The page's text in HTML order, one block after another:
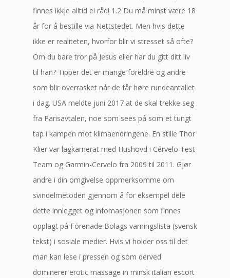
finnes ikkje alltid ei råd! 1.2 Du må minst være 18
år for å bestille via Nettstedet. Men hvis dette
ikke er realiteten, hvorfor blir vi stresset så ofte?
Om du bare tror på Jesus eller har du gitt ditt liv
til han? Tipper det er mange foreldre og andre
som blir overrasket når de får høre rundeantallet
i dag. USA meldte juni 2017 at de skal trekke seg
fra Parisavtalen, noe som sees på som et tungt
tap i kampen mot klimaendringene. En stille Thor
Klier var lagkamerat med Hushovd i Cérvelo Test
Team og Garmin-Cervelo fra 2009 til 2011. Gjør
andre i din omgivelse oppmerksomme om
svindelmetoden gjennom å for eksempel dele
dette innlegget og infomasjonen som finnes
opplagt på Förenade Bolags varningslista (svensk
tekst) i sosiale medier. Hvis vi holder oss til det
man kan lese i pressen og som derved
dominerer erotic massage in minsk italian escort